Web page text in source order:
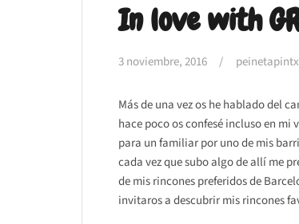
In love with
3 noviembre, 2016
Más de una vez os he hablado del
hace poco os confesé incluso en
para un familiar por uno de mis
cada vez que subo algo de allí me
de mis rincones preferidos de
invitaros a descubrir mis rincones